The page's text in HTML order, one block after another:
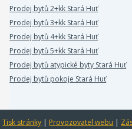
Prodej bytů 2+kk Stará Huť
Prodej bytů 3+kk Stará Huť
Prodej bytů 4+kk Stará Huť
Prodej bytů 5+kk Stará Huť
Prodej bytů atypické byty Stará Huť
Prodej bytů pokoje Stará Huť
Tisk stránky | Provozovatel webu |